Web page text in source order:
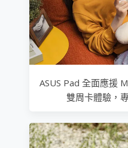
ASUS Pad 全面應援
雙周卡體驗，